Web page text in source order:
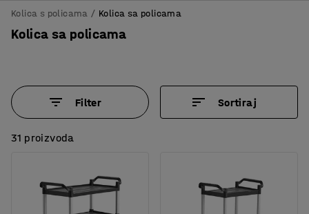
Kolica s policama Kolica sa policama
Kolica sa policama
Filter Sortiraj
31 proizvoda